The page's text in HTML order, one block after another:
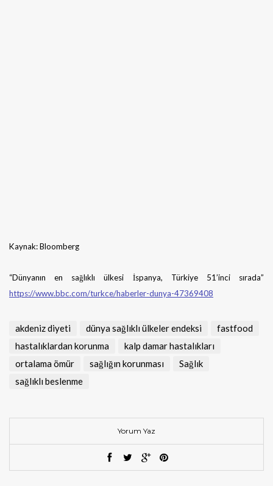
Kaynak: Bloomberg
“Dünyanın en sağlıklı ülkesi İspanya, Türkiye 51’inci sırada”
https://www.bbc.com/turkce/haberler-dunya-47369408
akdeniz diyeti dünya sağlıklı ülkeler endeksi
fastfood
hastalıklardan korunma
kalp damar hastalıkları
ortalama ömür
sağlığın korunması
Sağlık
sağlıklı beslenme
Yorum Yaz